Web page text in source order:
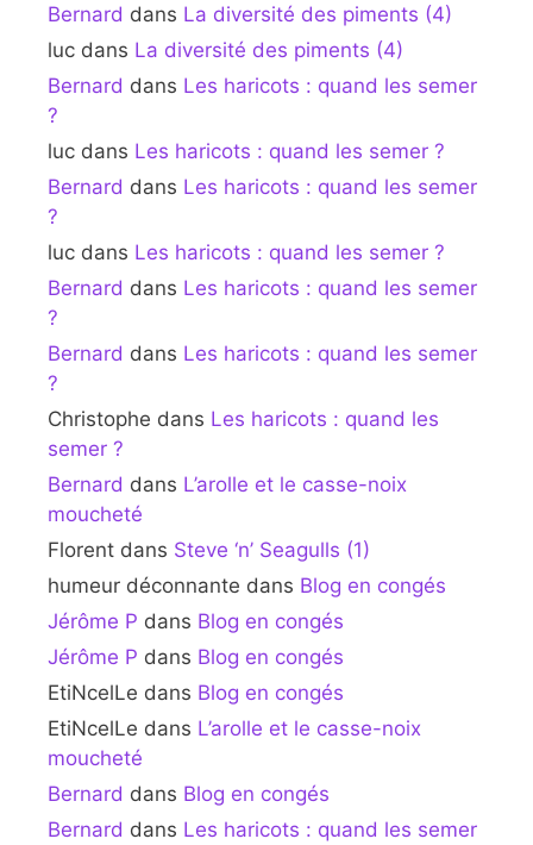
Bernard dans La diversité des piments (4)
luc dans La diversité des piments (4)
Bernard dans Les haricots : quand les semer
?
luc dans Les haricots : quand les semer ?
Bernard dans Les haricots : quand les semer
?
luc dans Les haricots : quand les semer ?
Bernard dans Les haricots : quand les semer
?
Bernard dans Les haricots : quand les semer
?
Christophe dans Les haricots : quand les
semer ?
Bernard dans L’arolle et le casse-noix
moucheté
Florent dans Steve ‘n’ Seagulls (1)
humeur déconnante dans Blog en congés
Jérôme P dans Blog en congés
Jérôme P dans Blog en congés
EtiNcelLe dans Blog en congés
EtiNcelLe dans L’arolle et le casse-noix
moucheté
Bernard dans Blog en congés
Bernard dans Les haricots : quand les semer